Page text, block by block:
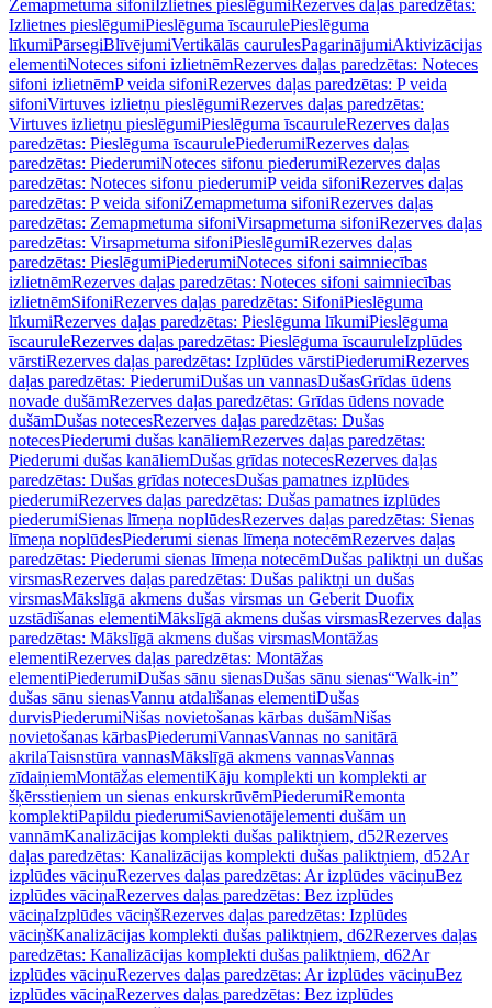
Zemapmetuma sifoniIzlietnes pieslēgumiRezerves daļas paredzētas:
Izlietnes pieslēgumiPieslēguma īscaurulePieslēguma
līkumiPārsegiBlīvējumiVertikālās caurulesPagarinājumiAktivizācijas
elementiNoteces sifoni izlietnēmRezerves daļas paredzētas: Noteces
sifoni izlietnēmP veida sifoniRezerves daļas paredzētas: P veida
sifoniVirtuves izlietņu pieslēgumiRezerves daļas paredzētas:
Virtuves izlietņu pieslēgumiPieslēguma īscauruleRezerves daļas
paredzētas: Pieslēguma īscaurulePiederumiRezerves daļas
paredzētas: PiederumiNoteces sifonu piederumiRezerves daļas
paredzētas: Noteces sifonu piederumiP veida sifoniRezerves daļas
paredzētas: P veida sifoniZemapmetuma sifoniRezerves daļas
paredzētas: Zemapmetuma sifoniVirsapmetuma sifoniRezerves daļas
paredzētas: Virsapmetuma sifoniPieslēgumiRezerves daļas
paredzētas: PieslēgumiPiederumiNoteces sifoni saimniecības
izlietnēmRezerves daļas paredzētas: Noteces sifoni saimniecības
izlietnēmSifoniRezerves daļas paredzētas: SifoniPieslēguma
līkumiRezerves daļas paredzētas: Pieslēguma līkumiPieslēguma
īscauruleRezerves daļas paredzētas: Pieslēguma īscauruleIzplūdes
vārstiRezerves daļas paredzētas: Izplūdes vārstiPiederumiRezerves
daļas paredzētas: PiederumiDušas un vannasDušasGrīdas ūdens
novade dušāmRezerves daļas paredzētas: Grīdas ūdens novade
dušāmDušas notecesRezerves daļas paredzētas: Dušas
notecesPiederumi dušas kanāliemRezerves daļas paredzētas:
Piederumi dušas kanāliemDušas grīdas notecesRezerves daļas
paredzētas: Dušas grīdas notecesDušas pamatnes izplūdes
piederumiRezerves daļas paredzētas: Dušas pamatnes izplūdes
piederumiSienas līmeņa noplūdesRezerves daļas paredzētas: Sienas
līmeņa noplūdesPiederumi sienas līmeņa notecēmRezerves daļas
paredzētas: Piederumi sienas līmeņa notecēmDušas paliktņi un dušas
virsmasRezerves daļas paredzētas: Dušas paliktņi un dušas
virsmasMākslīgā akmens dušas virsmas un Geberit Duofix
uzstādīšanas elementiMākslīgā akmens dušas virsmasRezerves daļas
paredzētas: Mākslīgā akmens dušas virsmasMontāžas
elementiRezerves daļas paredzētas: Montāžas
elementiPiederumiDušas sānu sienasDušas sānu sienas“Walk-in”
dušas sānu sienasVannu atdalīšanas elementiDušas
durvisPiederumiNišas novietošanas kārbas dušāmNišas
novietošanas kārbasPiederumiVannasVannas no sanitārā
akrilaTaisnstūra vannasMākslīgā akmens vannasVannas
zīdaiņiemMontāžas elementiKāju komplekti un komplekti ar
šķērsstieņiem un sienas enkurskrūvēmPiederumiRemonta
komplektiPapildu piederumiSavienotājelementi dušām un
vannāmKanalizācijas komplekti dušas paliktņiem, d52Rezerves
daļas paredzētas: Kanalizācijas komplekti dušas paliktņiem, d52Ar
izplūdes vāciņuRezerves daļas paredzētas: Ar izplūdes vāciņuBez
izplūdes vāciņaRezerves daļas paredzētas: Bez izplūdes
vāciņaIzplūdes vāciņšRezerves daļas paredzētas: Izplūdes
vāciņšKanalizācijas komplekti dušas paliktņiem, d62Rezerves daļas
paredzētas: Kanalizācijas komplekti dušas paliktņiem, d62Ar
izplūdes vāciņuRezerves daļas paredzētas: Ar izplūdes vāciņuBez
izplūdes vāciņaRezerves daļas paredzētas: Bez izplūdes